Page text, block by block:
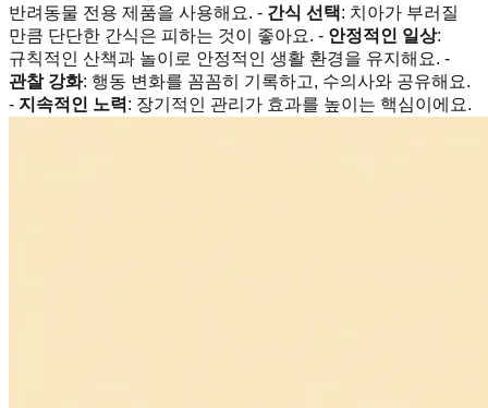
반려동물 전용 제품을 사용해요. - 간식 선택: 치아가 부러질
만큼 단단한 간식은 피하는 것이 좋아요. - 안정적인 일상:
규칙적인 산책과 놀이로 안정적인 생활 환경을 유지해요. -
관찰 강화: 행동 변화를 꼼꼼히 기록하고, 수의사와 공유해요.
- 지속적인 노력: 장기적인 관리가 효과를 높이는 핵심이에요.